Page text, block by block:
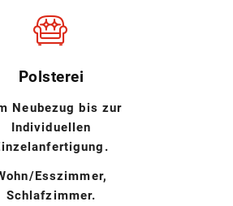
Polsterei
Neubezug bis zur
Individuellen
Esszimmer,
Schlafzimmer.